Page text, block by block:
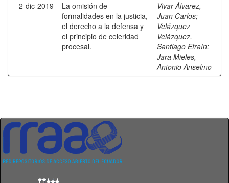
2-dic-2019
La omisión de
formalidades en la justicia,
el derecho a la defensa y
el principio de celeridad
procesal.
Vivar Álvarez,
Juan Carlos;
Velázquez
Velázquez,
Santiago Efraín;
Jara Mieles,
Antonio Anselmo